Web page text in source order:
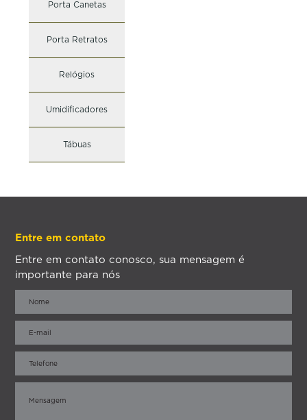
Porta Canetas
Porta Retratos
Relógios
Umidificadores
Tábuas
Entre em contato
Entre em contato conosco, sua mensagem é
importante para nós